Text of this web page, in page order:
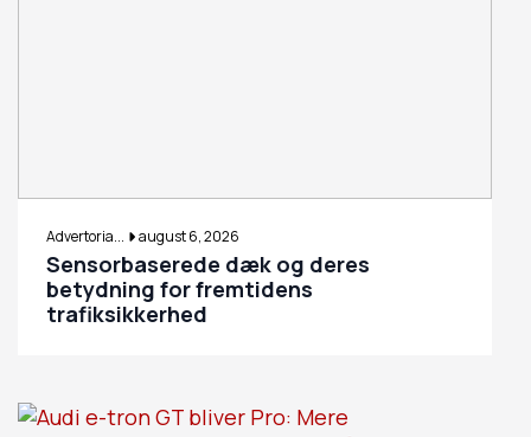
Advertoria... august 6, 2026
Sensorbaserede dæk og deres
betydning for fremtidens
trafiksikkerhed